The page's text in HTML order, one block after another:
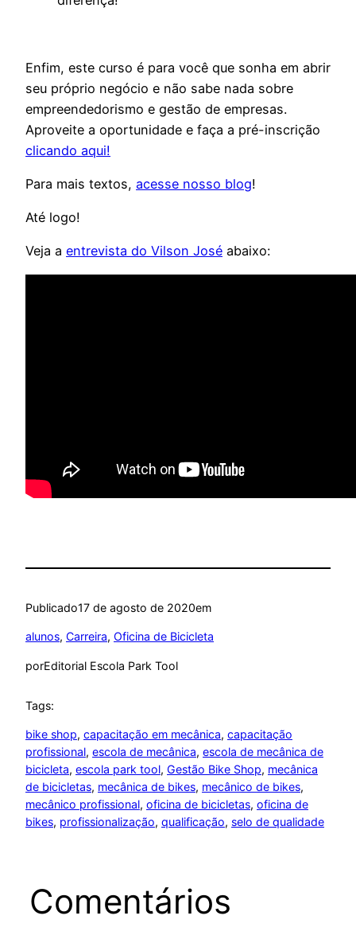
Enfim, este curso é para você que sonha em abrir
seu próprio negócio e não sabe nada sobre
empreendedorismo e gestão de empresas.
Aproveite a oportunidade e faça a pré-inscrição
clicando aqui!
Para mais textos, acesse nosso blog!
Até logo!
Veja a entrevista do Vilson José abaixo:
Publicado17 de agosto de 2020em
alunos, Carreira, Oficina de Bicicleta
porEditorial Escola Park Tool
Tags:
bike shop, capacitação em mecânica, capacitação
profissional, escola de mecânica, escola de mecânica de
bicicleta, escola park tool, Gestão Bike Shop, mecânica
de bicicletas, mecânica de bikes, mecânico de bikes
mecânico profissional, oficina de bicicletas, oficina de
bikes, profissionalização, qualificação, selo de qualidade
Comentários